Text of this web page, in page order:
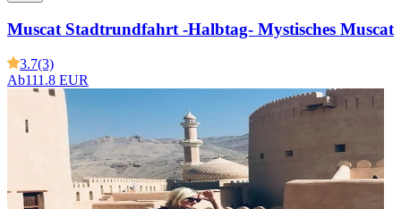
Muscat Stadtrundfahrt -Halbtag- Mystisches Muscat
3.7(3)
Ab111.8 EUR